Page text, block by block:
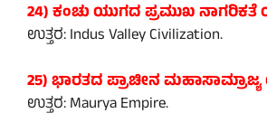
24) ಕಂಚು ಯುಗದ ಪ್ರಮುಖ ನಾಗರಿಕತೆ
ಉತ್ತರ: Indus Valley Civilization.
25) ಭಾರತದ ಪ್ರಾಚೀನ
ಉತ್ತರ: Maurya Empire.